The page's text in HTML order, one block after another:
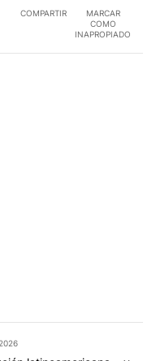
COMPARTIR
MARCAR
COMO
INAPROPIADO